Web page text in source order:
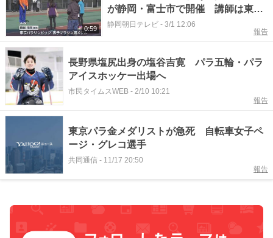
0:59
が静岡・富士市で開催 講師は東京
パラリンピック・男子マラソン銅メ
ダル、ＮＴＴ西日本の堀越信司選手
静岡朝日テレビ - 3/1 12:06
報告
長野県塩尻出身の塩谷吉寛 パラ五輪・パラ
アイスホッケー出場へ
市民タイムスWEB - 2/10 10:21
報告
東京パラ金メダリストが急死 自転車女子ペ
ージ・グレコ選手
共同通信 - 11/17 20:50
報告